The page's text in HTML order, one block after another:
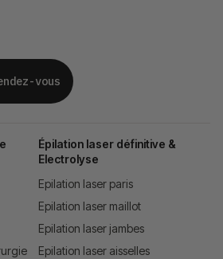
vous
Épilation laser définitive &
Electrolyse
Epilation laser paris
Epilation laser maillot
Epilation laser jambes
Epilation laser aisselles